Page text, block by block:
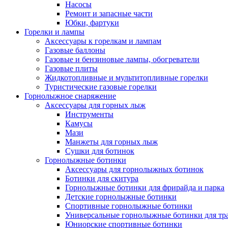
Насосы
Ремонт и запасные части
Юбки, фартуки
Горелки и лампы
Аксессуары к горелкам и лампам
Газовые баллоны
Газовые и бензиновые лампы, обогреватели
Газовые плиты
Жидкотопливные и мультитопливные горелки
Туристические газовые горелки
Горнолыжное снаряжение
Аксессуары для горных лыж
Инструменты
Камусы
Мази
Манжеты для горных лыж
Сушки для ботинок
Горнолыжные ботинки
Аксессуары для горнолыжных ботинок
Ботинки для скитура
Горнолыжные ботинки для фрирайда и парка
Детские горнолыжные ботинки
Спортивные горнолыжные ботинки
Универсальные горнолыжные ботинки для
Юниорские спортивные ботинки